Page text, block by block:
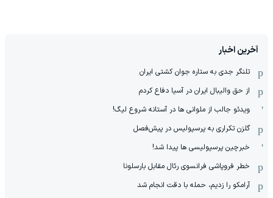
آخرین اخبار
تلنگر جدی به ستاره جوان کشتی ایران
از حق والیبال ایران در آسیا دفاع کردم
ویدئو جالب از ملوانی ها در آستانه شروع لیگ!
گلزن تکراری به پرسپولیس در پیش‌فصل
خبرچین پرسپولیسی ها پیدا شد!
خطر فروپاشی فرانسوی رئال مقابل بارسلونا
آرامکو را زدیم، حمله با دقت انجام شد